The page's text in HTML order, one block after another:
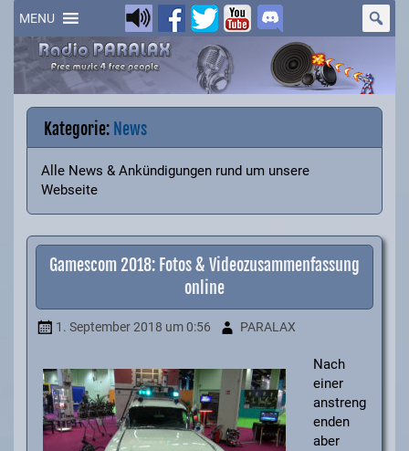
Skip
content
MENU
Kategorie: News
Alle News & Ankündigungen rund um unsere
Webseite
Gamescom 2018: Fotos & Videozusammenfassung
online
1. September 2018 um 0:56 PARALAX
Nach
einer
anstreng
enden
aber